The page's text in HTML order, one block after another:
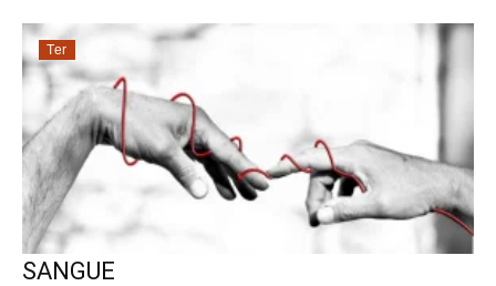
Ter
LAZIO. È DI NUOVO EMERGENZA
SANGUE